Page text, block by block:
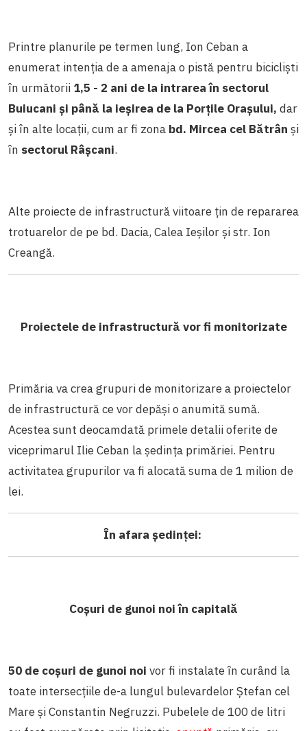
Printre planurile pe termen lung, Ion Ceban a
enumerat intenția de a amenaja o pistă pentru bicicliști
în următorii 1,5 - 2 ani de la intrarea în sectorul
Buiucani și până la ieșirea de la Porțile Orașului, dar
și în alte locații, cum ar fi zona bd. Mircea cel Bătrân și
în sectorul Râșcani.
Alte proiecte de infrastructură viitoare țin de repararea
trotuarelor de pe bd. Dacia, Calea Ieșilor și str. Ion
Creangă.
Proiectele de infrastructură vor fi monitorizate
Primăria va crea grupuri de monitorizare a proiectelor
de infrastructură ce vor depăși o anumită sumă.
Acestea sunt deocamdată primele detalii oferite de
viceprimarul Ilie Ceban la ședința primăriei. Pentru
activitatea grupurilor va fi alocată suma de 1 milion de
lei.
În afara ședinței:
Coșuri de gunoi noi în capitală
50 de coșuri de gunoi noi vor fi instalate în curând la
toate intersecțiile de-a lungul bulevardelor Ștefan cel
Mare și Constantin Negruzzi. Pubelele de 100 de litri